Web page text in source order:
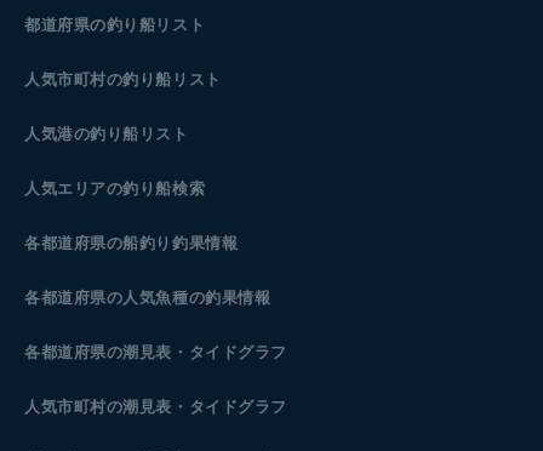
都道府県の釣り船リスト
人気市町村の釣り船リスト
人気港の釣り船リスト
人気エリアの釣り船検索
各都道府県の船釣り釣果情報
各都道府県の人気魚種の釣果情報
各都道府県の潮見表 ・タイドグラフ
人気市町村の潮見表・タイドグラフ